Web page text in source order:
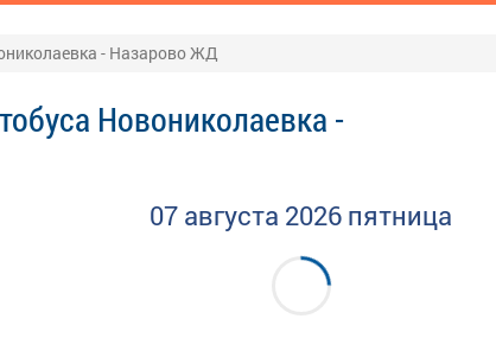
- Назарово ЖД
Новониколаевка -
07 августа 2026 пятница